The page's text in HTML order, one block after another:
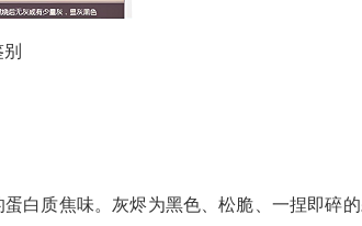
白质焦味。灰烬为黑色、松脆、一捏即碎